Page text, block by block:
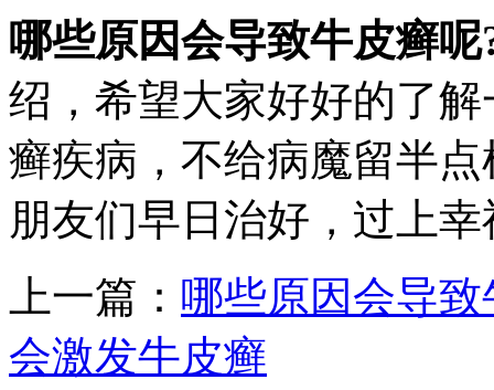
哪些原因会导致牛皮癣呢
绍，希望大家好好的了
癣疾病，不给病魔留半
朋友们早日治好，过上
上一篇： 哪些原因会导
会激发牛皮癣